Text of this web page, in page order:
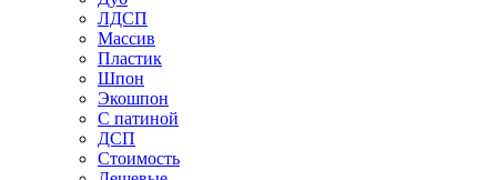
ЛДСП
Массив
Пластик
Шпон
Экошпон
С патиной
ДСП
Стоимость